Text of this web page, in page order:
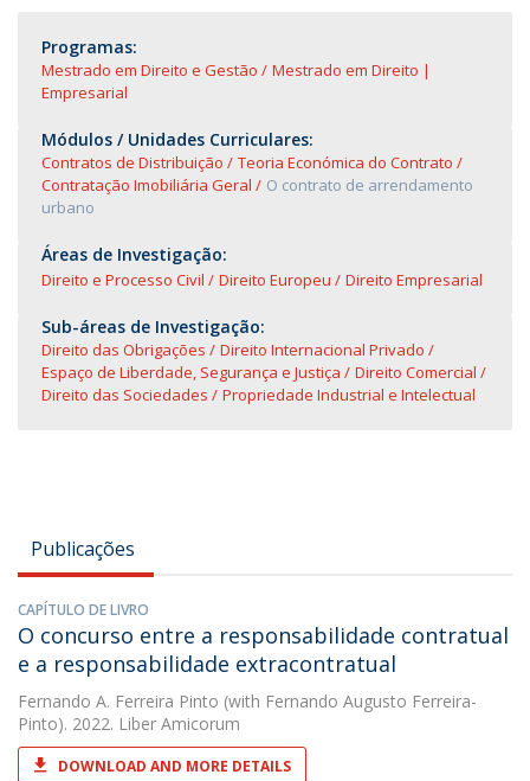
Programas:
Mestrado em Direito e Gestão
Mestrado em Direito |
Empresarial
Módulos / Unidades Curriculares:
Contratos de Distribuição
Teoria Económica do Contrato
Contratação Imobiliária Geral
O contrato de arrendamento
urbano
Áreas de Investigação:
Direito e Processo Civil Direito Europeu Direito Empresarial
Sub-áreas de Investigação:
Direito das Obrigações
Direito Internacional Privado
Espaço de Liberdade, Segurança e Justiça
Direito Comercial
Direito das Sociedades
Propriedade Industrial e Intelectual
Publicações
CAPÍTULO DE LIVRO
O concurso entre a responsabilidade contratual
e a responsabilidade extracontratual
Fernando A. Ferreira Pinto (with Fernando Augusto Ferreira-
Pinto). 2022. Liber Amicorum
DOWNLOAD AND MORE DETAILS